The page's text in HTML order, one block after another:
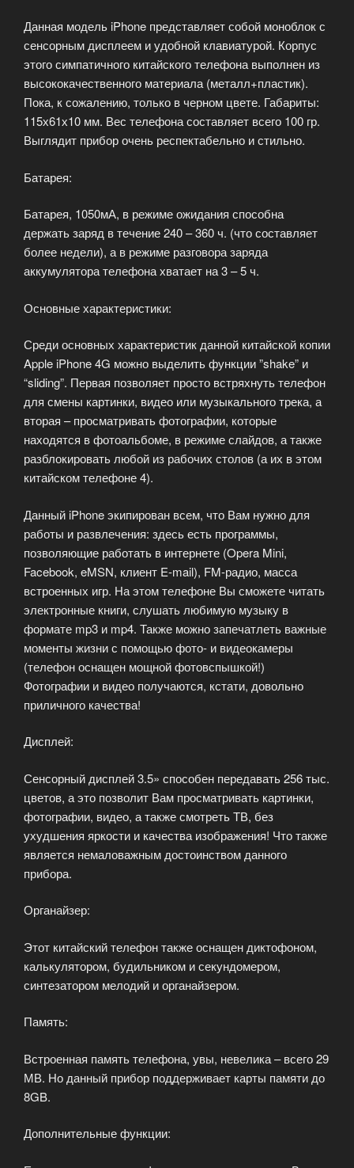
Данная модель iPhone представляет собой моноблок с
сенсорным дисплеем и удобной клавиатурой. Корпус
этого симпатичного китайского телефона выполнен из
высококачественного материала (металл+пластик).
Пока, к сожалению, только в черном цвете. Габариты:
115х61х10 мм. Вес телефона составляет всего 100 гр.
Выглядит прибор очень респектабельно и стильно.
Батарея:
Батарея, 1050мА, в режиме ожидания способна
держать заряд в течение 240 – 360 ч. (что составляет
более недели), а в режиме разговора заряда
аккумулятора телефона хватает на 3 – 5 ч.
Основные характеристики:
Среди основных характеристик данной китайской копии
Apple iPhone 4G можно выделить функции ”shake” и
“sliding”. Первая позволяет просто встряхнуть телефон
для смены картинки, видео или музыкального трека, а
вторая – просматривать фотографии, которые
находятся в фотоальбоме, в режиме слайдов, а также
разблокировать любой из рабочих столов (а их в этом
китайском телефоне 4).
Данный iPhone экипирован всем, что Вам нужно для
работы и развлечения: здесь есть программы,
позволяющие работать в интернете (Opera Mini,
Facebook, eMSN, клиент E-mail), FM-радио, масса
встроенных игр. На этом телефоне Вы сможете читать
электронные книги, слушать любимую музыку в
формате mp3 и mp4. Также можно запечатлеть важные
моменты жизни с помощью фото- и видеокамеры
(телефон оснащен мощной фотовспышкой!)
Фотографии и видео получаются, кстати, довольно
приличного качества!
Дисплей:
Сенсорный дисплей 3.5» способен передавать 256 тыс.
цветов, а это позволит Вам просматривать картинки,
фотографии, видео, а также смотреть ТВ, без
ухудшения яркости и качества изображения! Что также
является немаловажным достоинством данного
прибора.
Органайзер:
Этот китайский телефон также оснащен диктофоном,
калькулятором, будильником и секундомером,
синтезатором мелодий и органайзером.
Память:
Встроенная память телефона, увы, невелика – всего 29
МВ. Но данный прибор поддерживает карты памяти до
8GB.
Дополнительные функции: